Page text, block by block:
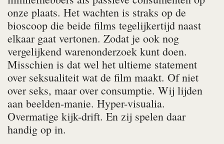
onze plaats. Het wachten is straks op de
bioscoop die beide films tegelijkertijd naast
elkaar gaat vertonen. Zodat je ook nog
vergelijkend warenonderzoek kunt doen.
Misschien is dat wel het ultieme statement
over seksualiteit wat de film maakt. Of niet
over seks, maar over consumptie. Wij lijden
aan beelden-manie. Hyper-visualia.
Overmatige kijk-drift. En zij spelen daar
handig op in.